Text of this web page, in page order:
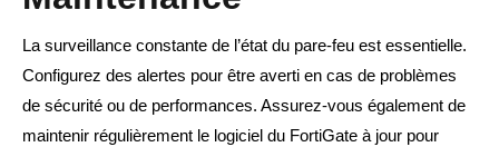
La surveillance constante de l’état du pare-feu est essentielle.
Configurez des alertes pour être averti en cas de problèmes
de sécurité ou de performances. Assurez-vous également de
maintenir régulièrement le logiciel du FortiGate à jour pour